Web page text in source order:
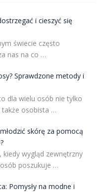
i cieszyć się
świecie często
nas na co …
Sprawdzone metody i
dla wielu osób nie tylko
także osobista …
skórę za pomocą
kiedy wygląd zewnętrzny
poszukuje …
Pomysły na modne i